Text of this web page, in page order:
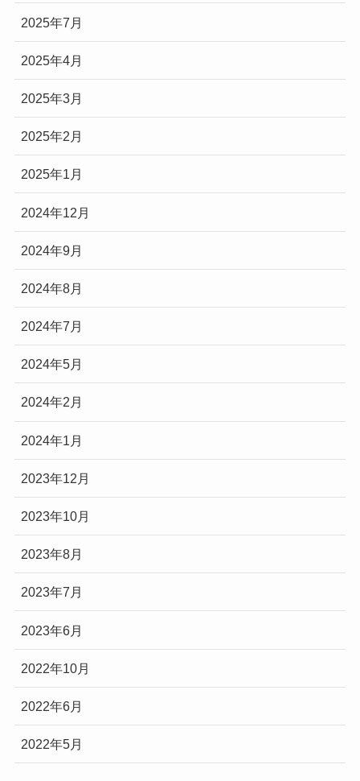
2025年7月
2025年4月
2025年3月
2025年2月
2025年1月
2024年12月
2024年9月
2024年8月
2024年7月
2024年5月
2024年2月
2024年1月
2023年12月
2023年10月
2023年8月
2023年7月
2023年6月
2022年10月
2022年6月
2022年5月